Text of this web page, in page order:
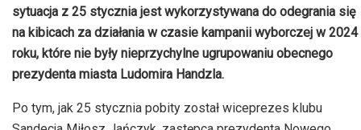
sytuacja z 25 stycznia jest wykorzystywana do odegrania się
na kibicach za działania w czasie kampanii wyborczej w 2024
roku, które nie były nieprzychylne ugrupowaniu obecnego
prezydenta miasta Ludomira Handzla.
Po tym, jak 25 stycznia pobity został wiceprezes klubu